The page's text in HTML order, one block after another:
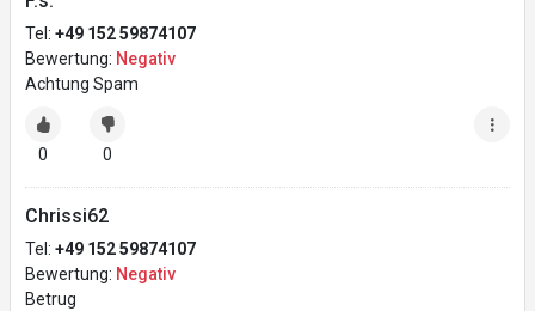
Tel: +49 152 59874107
Bewertung: Negativ
Achtung Spam
0 0
Chrissi62
Tel: +49 152 59874107
Bewertung: Negativ
Betrug